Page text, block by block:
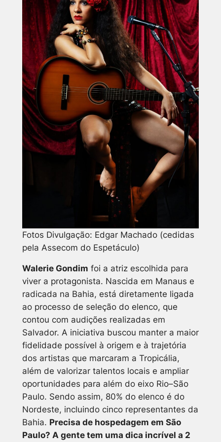
Fotos Divulgação: Edgar Machado (cedidas
pela Assecom do Espetáculo)
Walerie Gondim foi a atriz escolhida para
viver a protagonista. Nascida em Manaus e
radicada na Bahia, está diretamente ligada
ao processo de seleção do elenco, que
contou com audições realizadas em
Salvador. A iniciativa buscou manter a maior
fidelidade possível à origem e à trajetória
dos artistas que marcaram a Tropicália,
além de valorizar talentos locais e ampliar
oportunidades para além do eixo Rio–São
Paulo. Sendo assim, 80% do elenco é do
Nordeste, incluindo cinco representantes da
Bahia. Precisa de hospedagem em São
Paulo? A gente tem uma dica incrível a 2